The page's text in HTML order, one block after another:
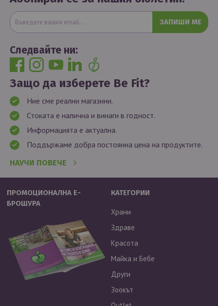
ЗАПИШИ МЕ
Следвайте ни:
Защо да изберете Be Fit?
Ние сме реални магазини.
Стоката е налична и винаги в годност.
Информацията е актуална.
Поддържаме добра постоянна цена на продуктите.
НАУЧИ ПОВЕЧЕ
ПРОМОЦИОНАЛНА Е-
БРОШУРА
КАТЕГОРИИ
Храни
Здраве
Красота
Майка и Бебе
Други
Зоокът